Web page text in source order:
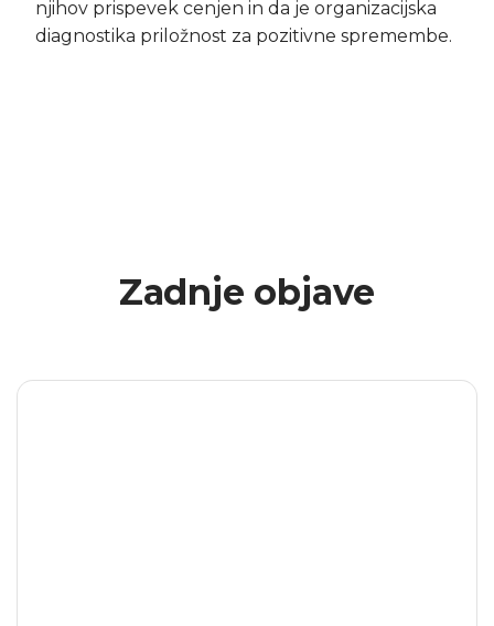
njihov prispevek cenjen in da je organizacijska
diagnostika priložnost za pozitivne spremembe.
Zadnje objave